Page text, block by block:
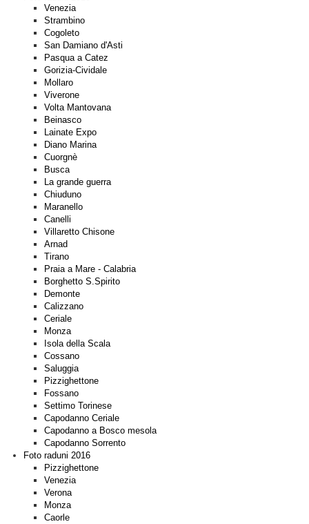
Venezia
Strambino
Cogoleto
San Damiano d'Asti
Pasqua a Catez
Gorizia-Cividale
Mollaro
Viverone
Volta Mantovana
Beinasco
Lainate Expo
Diano Marina
Cuorgnè
Busca
La grande guerra
Chiuduno
Maranello
Canelli
Villaretto Chisone
Arnad
Tirano
Praia a Mare - Calabria
Borghetto S.Spirito
Demonte
Calizzano
Ceriale
Monza
Isola della Scala
Cossano
Saluggia
Pizzighettone
Fossano
Settimo Torinese
Capodanno Ceriale
Capodanno a Bosco mesola
Capodanno Sorrento
Foto raduni 2016
Pizzighettone
Venezia
Verona
Monza
Caorle